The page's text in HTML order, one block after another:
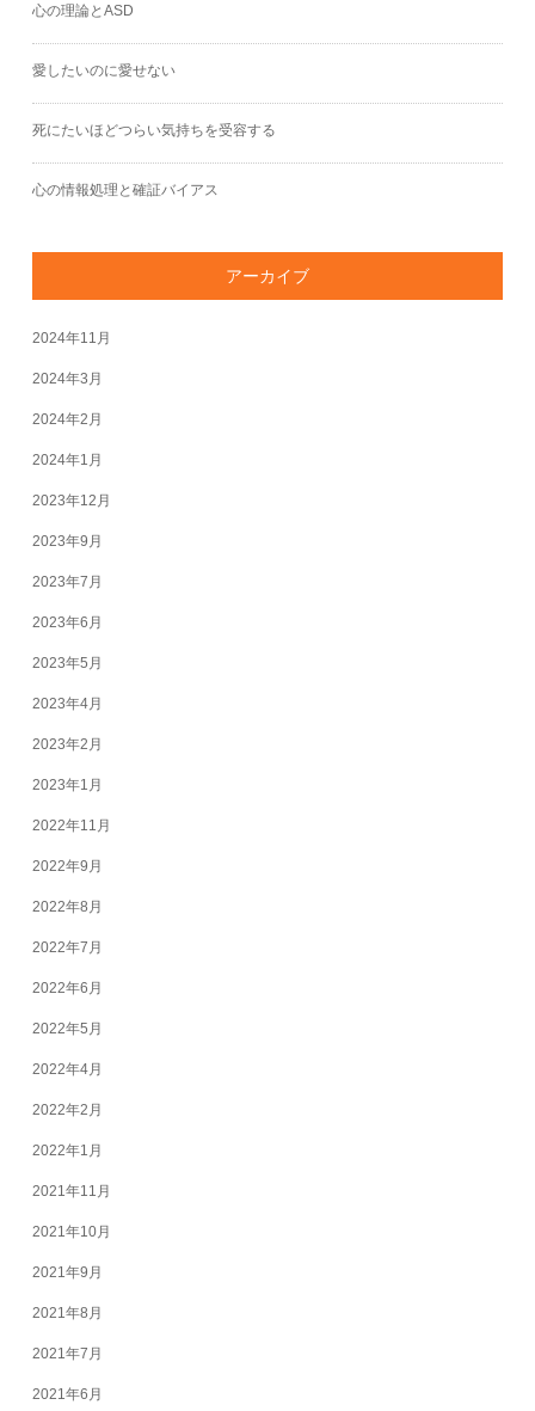
心の理論とASD
愛したいのに愛せない
死にたいほどつらい気持ちを受容する
心の情報処理と確証バイアス
アーカイブ
2024年11月
2024年3月
2024年2月
2024年1月
2023年12月
2023年9月
2023年7月
2023年6月
2023年5月
2023年4月
2023年2月
2023年1月
2022年11月
2022年9月
2022年8月
2022年7月
2022年6月
2022年5月
2022年4月
2022年2月
2022年1月
2021年11月
2021年10月
2021年9月
2021年8月
2021年7月
2021年6月